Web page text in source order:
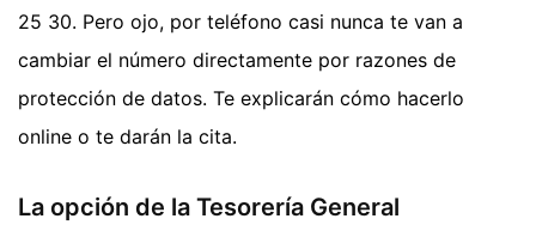
25 30. Pero ojo, por teléfono casi nunca te van a
cambiar el número directamente por razones de
protección de datos. Te explicarán cómo hacerlo
online o te darán la cita.
La opción de la Tesorería General